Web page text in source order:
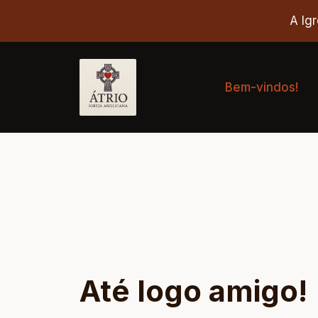
A
Bem-vindos!
Até logo amigo!